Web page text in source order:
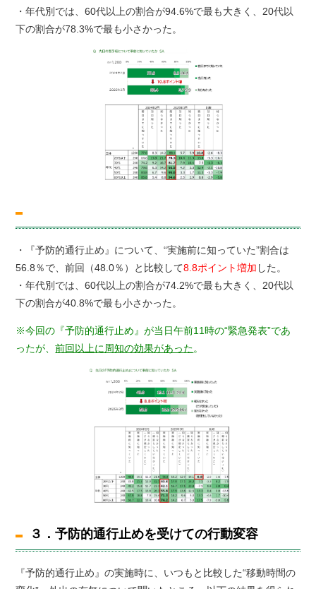
・年代別では、60代以上の割合が94.6%で最も大きく、20代以
下の割合が78.3%で最も小さかった。
・『予防的通行止め』について、“実施前に知っていた”割合は
56.8％で、前回（48.0％）と比較して8.8ポイント増加 した。
・年代別では、60代以上の割合が74.2%で最も大きく、20代以
下の割合が40.8%で最も小さかった。
※今回の『予防的通行止め』が当日午前11時の“緊急発表”であ
ったが、前回以上に周知の効果があった。
３．予防的通行止めを受けての行動変容
『予防的通行止め』の実施時に、いつもと比較した“移動時間の